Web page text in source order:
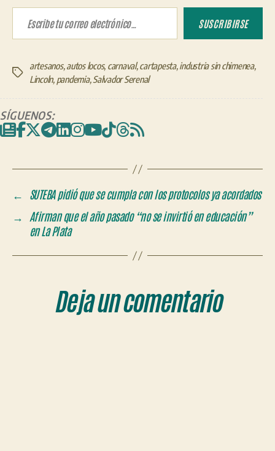
Escribe tu correo electrónico…
SUSCRIBIRSE
Etiquetas
artesanos,autos locos, carnaval,cartapesta,industria sin chimenea,
Lincoln, pandemia,Salvador Serenal
SÍGUENOS:
← SUTEBA pidió que se cumpla con los protocolos ya acordados
→ Afirman que el año pasado “no se invirtió en educación”
en La Plata
Deja un comentario